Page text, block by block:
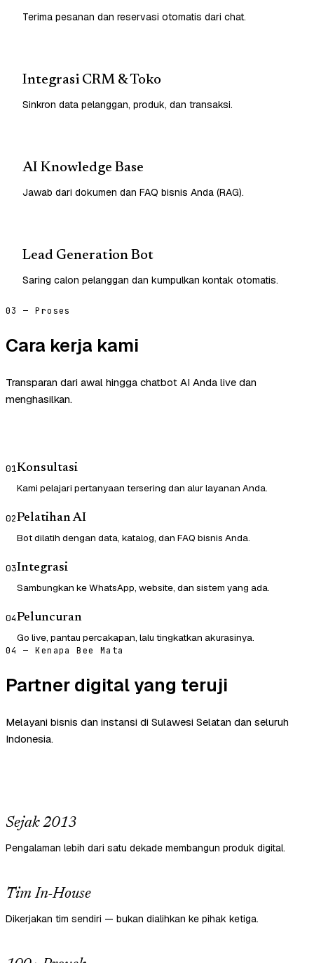
Terima pesanan dan reservasi otomatis dari chat.
Integrasi CRM & Toko
Sinkron data pelanggan, produk, dan transaksi.
AI Knowledge Base
Jawab dari dokumen dan FAQ bisnis Anda (RAG).
Lead Generation Bot
Saring calon pelanggan dan kumpulkan kontak otomatis.
03 — Proses
Cara kerja kami
Transparan dari awal hingga chatbot AI Anda live dan
menghasilkan.
01Konsultasi
Kami pelajari pertanyaan tersering dan alur layanan Anda.
02Pelatihan AI
Bot dilatih dengan data, katalog, dan FAQ bisnis Anda.
03Integrasi
Sambungkan ke WhatsApp, website, dan sistem yang ada.
04Peluncuran
Go live, pantau percakapan, lalu tingkatkan akurasinya.
04 — Kenapa Bee Mata
Partner digital yang teruji
Melayani bisnis dan instansi di Sulawesi Selatan dan seluruh
Indonesia.
Sejak 2013
Pengalaman lebih dari satu dekade membangun produk digital.
Tim In-House
Dikerjakan tim sendiri — bukan dialihkan ke pihak ketiga.